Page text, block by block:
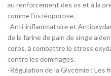
au renforcement des os et à la
comme l’ostéoporose.
-Anti-inflammatoire et
de la farine de pain de singe
corps, à combattre le stress
contre les dommages.
-Régulation de la Glycémie : Les